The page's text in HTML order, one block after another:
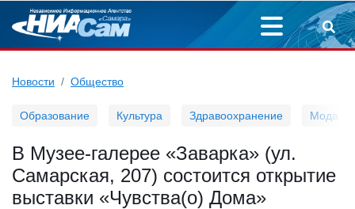
Новости Общество
Образование Культура Здравоохранение Мода
В Музее-галерее «Заварка» (ул.
Самарская, 207) состоится открытие
выставки «Чувства(о) Дома»